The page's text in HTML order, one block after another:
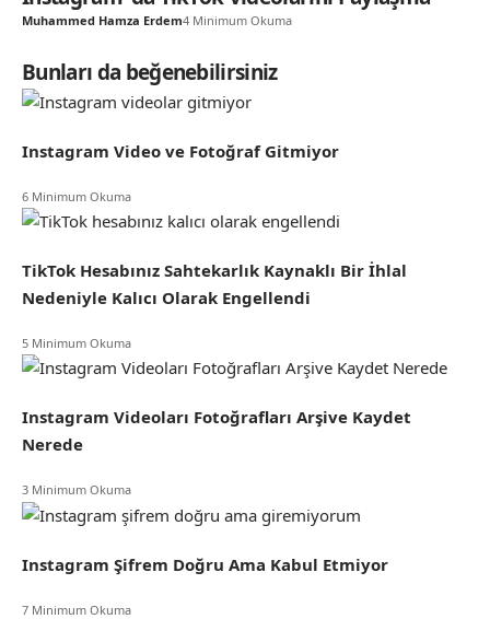
Muhammed Hamza Erdem4 Minimum Okuma
Bunları da beğenebilirsiniz
Instagram Video ve Fotoğraf Gitmiyor
6 Minimum Okuma
TikTok Hesabınız Sahtekarlık Kaynaklı Bir İhlal
Nedeniyle Kalıcı Olarak Engellendi
5 Minimum Okuma
Instagram Videoları Fotoğrafları Arşive Kaydet
Nerede
3 Minimum Okuma
Instagram Şifrem Doğru Ama Kabul Etmiyor
7 Minimum Okuma